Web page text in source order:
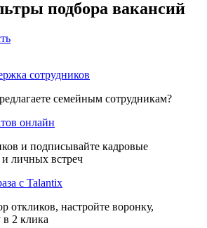
подбора вакансий
сотрудников
семейным сотрудникам?
онлайн
и подписывайте кадровые
личных встреч
с Talantix
откликов, настройте воронку,
в 2 клика